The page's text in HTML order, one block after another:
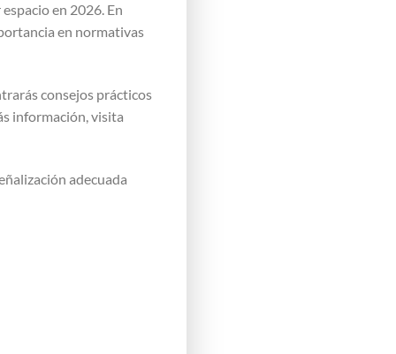
en 2026. En
en normativas
consejos prácticos
información, visita
adecuada